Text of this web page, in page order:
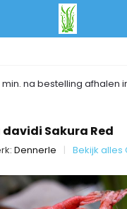
min. na bestelling afhalen
Sakura Red
Dennerle Bekijk alles